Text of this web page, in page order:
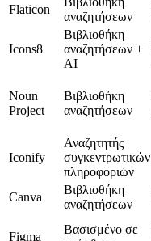
Flaticon
αναζητήσεων
Icons8
Βιβλιοθήκη
αναζητήσεων +
AI
Noun
Project
Βιβλιοθήκη
αναζητήσεων
Iconify
Αναζητητής
συγκεντρωτικών
πληροφοριών
Canva
Βιβλιοθήκη
αναζητήσεων
Figma
Βασισμένο σε